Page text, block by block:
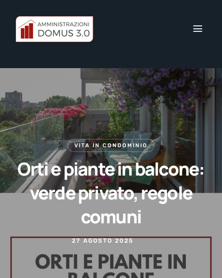
VITA IN CONDOMINIO
Orti e piante in balcone:
verde privato, regole
comuni
27 AGOSTO 2025